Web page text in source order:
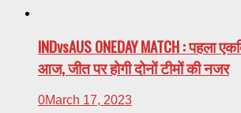
INDvsAUS ONEDAY MATCH : पहला
आज, जीत पर होगी दोनों टीमों की नजर
0March 17, 2023